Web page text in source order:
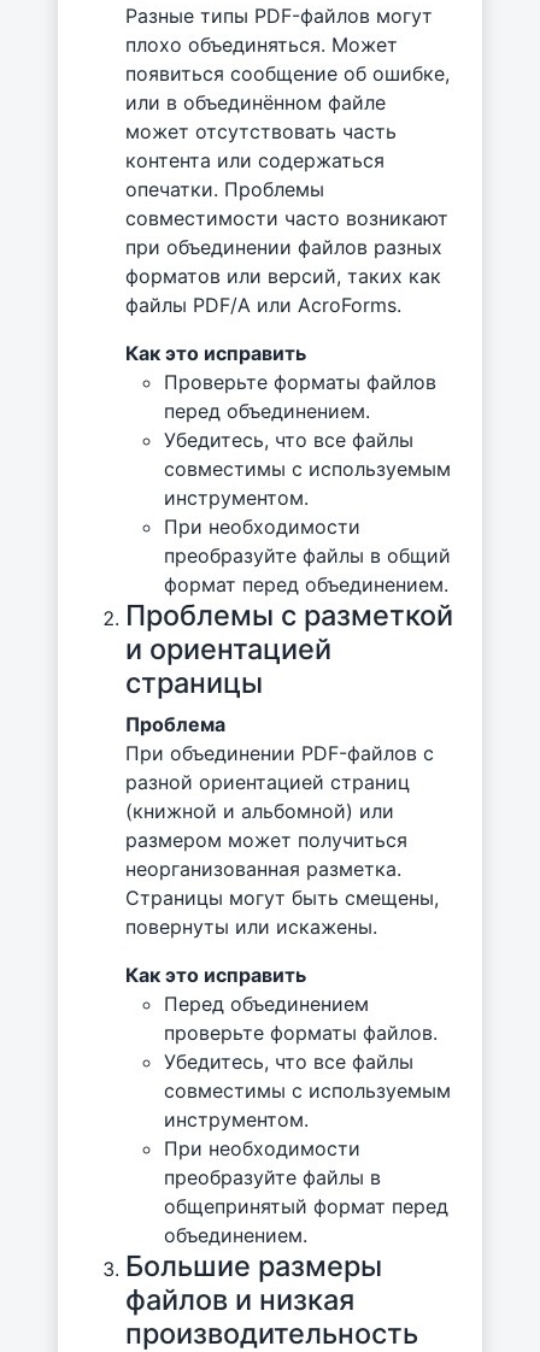
Разные типы PDF-файлов могут
плохо объединяться. Может
появиться сообщение об ошибке,
или в объединённом файле
может отсутствовать часть
контента или содержаться
опечатки. Проблемы
совместимости часто возникают
при объединении файлов разных
форматов или версий, таких как
файлы PDF/A или AcroForms.
Как это исправить
Проверьте форматы файлов
перед объединением.
Убедитесь, что все файлы
совместимы с используемым
инструментом.
При необходимости
преобразуйте файлы в общий
формат перед объединением.
Проблемы с разметкой
и ориентацией
страницы
Проблема
При объединении PDF-файлов с
разной ориентацией страниц
(книжной и альбомной) или
размером может получиться
неорганизованная разметка.
Страницы могут быть смещены,
повернуты или искажены.
Как это исправить
Перед объединением
проверьте форматы файлов.
Убедитесь, что все файлы
совместимы с используемым
инструментом.
При необходимости
преобразуйте файлы в
общепринятый формат перед
объединением.
Большие размеры
файлов и низкая
производительность